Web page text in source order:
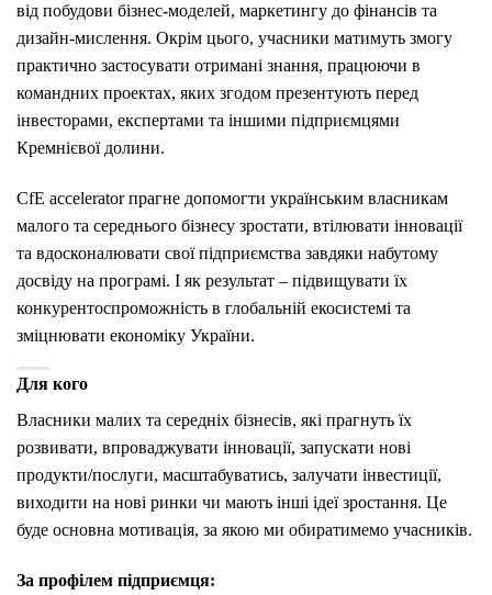
від побудови бізнес-моделей, маркетингу до фінансів та
дизайн-мислення. Окрім цього, учасники матимуть змогу
практично застосувати отримані знання, працюючи в
командних проектах, яких згодом презентують перед
інвесторами, експертами та іншими підприємцями
Кремнієвої долини.
CfE accelerator прагне допомогти українським власникам
малого та середнього бізнесу зростати, втілювати інновації
та вдосконалювати свої підприємства завдяки набутому
досвіду на програмі. І як результат – підвищувати їх
конкурентоспроможність в глобальній екосистемі та
зміцнювати економіку України.
Для кого
Власники малих та середніх бізнесів, які прагнуть їх
розвивати, впроваджувати інновації, запускати нові
продукти/послуги, масштабуватись, залучати інвестиції,
виходити на нові ринки чи мають інші ідеї зростання. Це
буде основна мотивація, за якою ми обиратимемо учасників.
За профілем підприємця: